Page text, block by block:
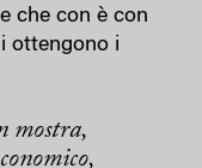
che con è con
ottengono i
mostra,